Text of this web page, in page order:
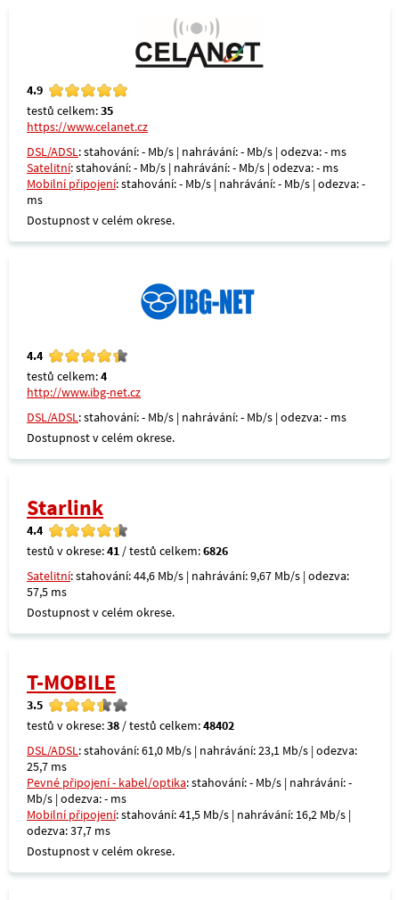
4.9
testů celkem:35
https://www.celanet.cz
DSL/ADSL: stahování: - Mb/s | nahrávání: - Mb/s | odezva: - ms
Satelitní: stahování: - Mb/s | nahrávání: - Mb/s | odezva: - ms
Mobilní připojení: stahování: - Mb/s | nahrávání: - Mb/s | odezva: -
ms
Dostupnost v celém okrese.
4.4
testů celkem:4
http://www.ibg-net.cz
DSL/ADSL: stahování: - Mb/s | nahrávání: - Mb/s | odezva: - ms
Dostupnost v celém okrese.
Starlink
4.4
testů v okrese:41 / testů celkem:6826
Satelitní: stahování: 44,6 Mb/s | nahrávání: 9,67 Mb/s | odezva:
57,5 ms
Dostupnost v celém okrese.
T-MOBILE
3.5
testů v okrese:38 / testů celkem:48402
DSL/ADSL: stahování: 61,0 Mb/s | nahrávání: 23,1 Mb/s | odezva:
25,7 ms
Pevné připojení - kabel/optika: stahování: - Mb/s | nahrávání: -
Mb/s | odezva: - ms
Mobilní připojení: stahování: 41,5 Mb/s | nahrávání: 16,2 Mb/s |
odezva: 37,7 ms
Dostupnost v celém okrese.